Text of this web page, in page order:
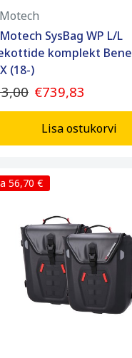
SysBag WP L/L
komplekt
(18-)
€739,83
Lisa ostukorvi
56,70 €